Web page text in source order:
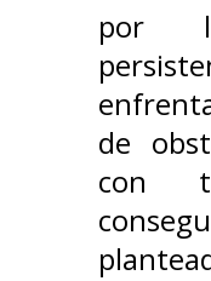
por
de
con